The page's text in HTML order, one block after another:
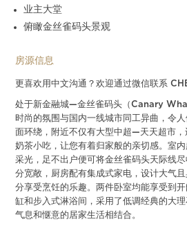
业主大堂
俯瞰金丝雀码头景观
房源信息
更喜欢用中文沟通？欢迎通过微信联系
处于新金融城—金丝雀码头（Canary
时尚的氛围与国内一线城市同工异曲，令
面环绕，附近不仅有大型中超—天天超市，
奶茶小吃，让您有着归家般的亲切感。室
采光， 足不出户便可将金丝雀码头天际线
分宽敞，厨房配有集成式家电，设计大气
分享受烹饪的乐趣。 两件卧室均能享受到开
缸和步入式淋浴间，采用了低调经典的大
气息和惬意的居家生活相结合。